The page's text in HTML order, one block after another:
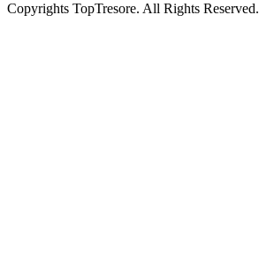
Copyrights TopTresore. All Rights Reserved.